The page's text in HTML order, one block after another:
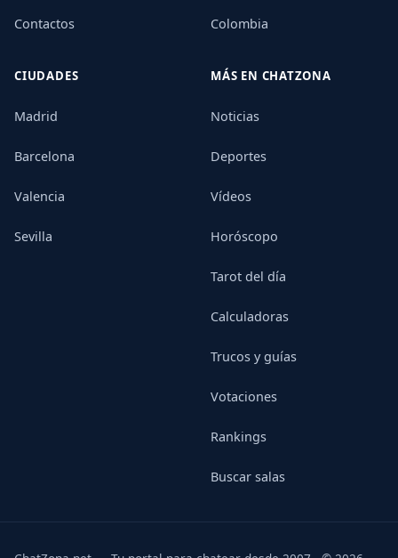
Contactos Colombia
CIUDADES
Madrid
Barcelona
Valencia
Sevilla
MÁS EN CHATZONA
Noticias
Deportes
Vídeos
Horóscopo
Tarot del día
Calculadoras
Trucos y guías
Votaciones
Rankings
Buscar salas